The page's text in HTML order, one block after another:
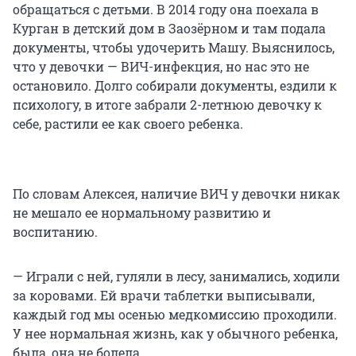
обращаться с детьми. В 2014 году она поехала в
Курган в детский дом в Заозёрном и там подала
документы, чтобы удочерить Машу. Выяснилось,
что у девочки — ВИЧ-инфекция, но нас это не
остановило. Долго собирали документы, ездили к
психологу, в итоге забрали 2-летнюю девочку к
себе, растили ее как своего ребенка.
По словам Алексея, наличие ВИЧ у девочки никак
не мешало ее нормальному развитию и
воспитанию.
— Играли с ней, гуляли в лесу, занимались, ходили
за коровами. Ей врачи таблетки выписывали,
каждый год мы осенью медкомиссию проходили.
У нее нормальная жизнь, как у обычного ребенка,
была, она не болела.